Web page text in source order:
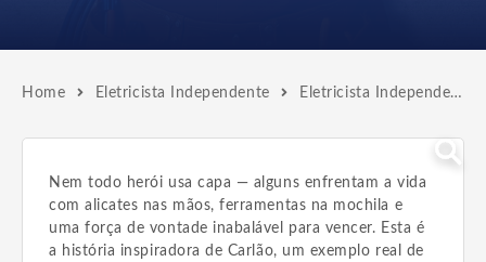
Home Eletricista Independente Eletricista Independente Sucesso | Como Virar Referência ?!?!
Nem todo herói usa capa — alguns enfrentam a vida
com alicates nas mãos, ferramentas na mochila e
uma força de vontade inabalável para vencer. Esta é
a história inspiradora de Carlão, um exemplo real de